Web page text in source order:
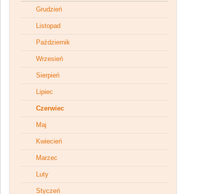
Grudzień
Listopad
Październik
Wrzesień
Sierpień
Lipiec
Czerwiec
Maj
Kwiecień
Marzec
Luty
Styczeń